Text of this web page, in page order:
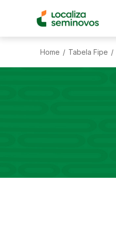
Home / Tabela Fipe /